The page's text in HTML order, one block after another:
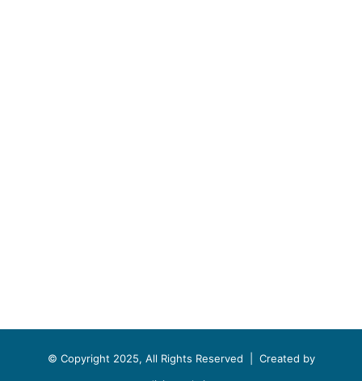
© Copyright 2025, All Rights Reserved | Created by